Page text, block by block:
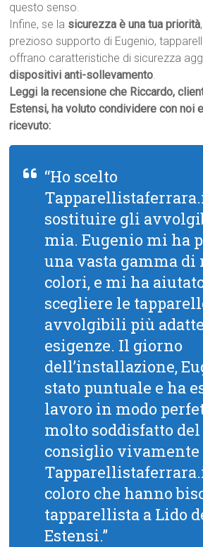
questo senso.
Infine, se la sicurezza è una tua priorità
prezioso supporto di Eugenio,
offrano caratteristiche di sicurezza
dispositivi anti-sollevamento.
Leggi la recensione che Riccardo,
Estensi, ha voluto condividere con noi
ricevuto:
“Ho scelto
sostituire gli
mia. Eugenio mi ha
una vasta gamma di
colori, e mi ha
scegliere le
avvolgibili più
esigenze. Il giorno
dell’installazione,
stato puntuale e ha
lavoro in modo
molto soddisfatto
consiglio vivamente
coloro che hanno
tapparellista a Lido
Estensi.”